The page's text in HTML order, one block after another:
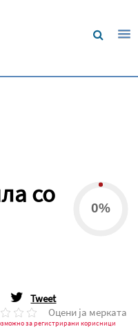
со
0%
Tweet
Оцени ја мерката
за регистрирани корисници